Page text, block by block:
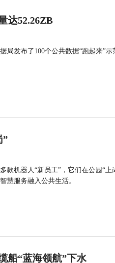
达52.26ZB
局发布了100个公共数据“跑起来”
”
款机器人“新员工”，它们在公园“
慧服务融入公共生活。
船“蓝海领航”下水